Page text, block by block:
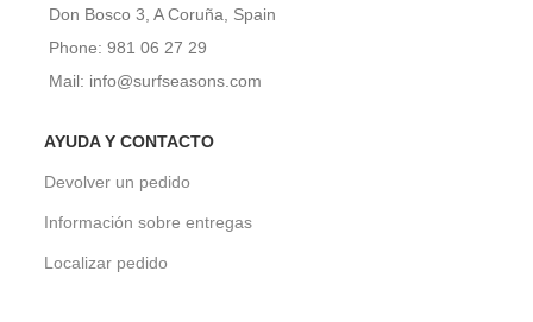
Don Bosco 3, A Coruña, Spain
Phone: 981 06 27 29
Mail: info@surfseasons.com
AYUDA Y CONTACTO
Devolver un pedido
Información sobre entregas
Localizar pedido